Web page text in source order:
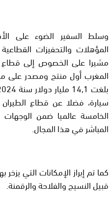
وسلط السفير الضوء على
المؤهلات والتحفيزات
مشيرا على الخصوص إلى
المغرب أول منتج ومصدر على
سيارة، فضلا عن قطاع
الخامسة عالميا ضمن الوجهات
المباشر في هذا المجال.
كما تم إبراز الإمكانات التي
قبيل النسيج والفلاحة والرقمنة.